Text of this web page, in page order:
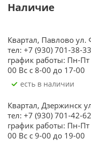
Наличие
Квартал, Павлово ул.
тел: +7 (930) 701-38-33
график работы: Пн-
00 Вс с 8-00 до 17-00
Есть в наличии
Квартал, Дзержинск
тел: +7 (930) 701-42-62
график работы: Пн-
00 Вс с 9-00 до 19-00